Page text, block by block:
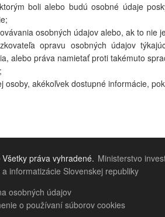
boli alebo budú osobné údaje
osobných údajov alebo, ak to nie
opravu osobných údajov
alebo práva namietať proti takémuto
akékoľvek dostupné informácie,
práva vyhradené. Ministerstvo
a informatizácie Slovenskej republiky
osobných údajov
o používaní súborov cookies